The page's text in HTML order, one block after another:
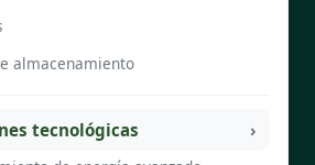
almacenamiento
tecnológicas